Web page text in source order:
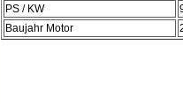
PS / KW
Baujahr Motor